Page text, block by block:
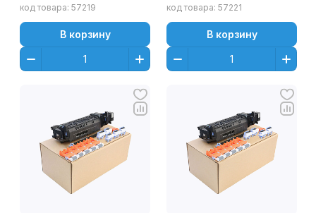
код товара: 57219
В корзину
код товара: 57221
В корзину